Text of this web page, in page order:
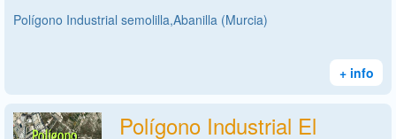
Polígono Industrial semolilla,Abanilla (Murcia)
+ info
Polígono Industrial El